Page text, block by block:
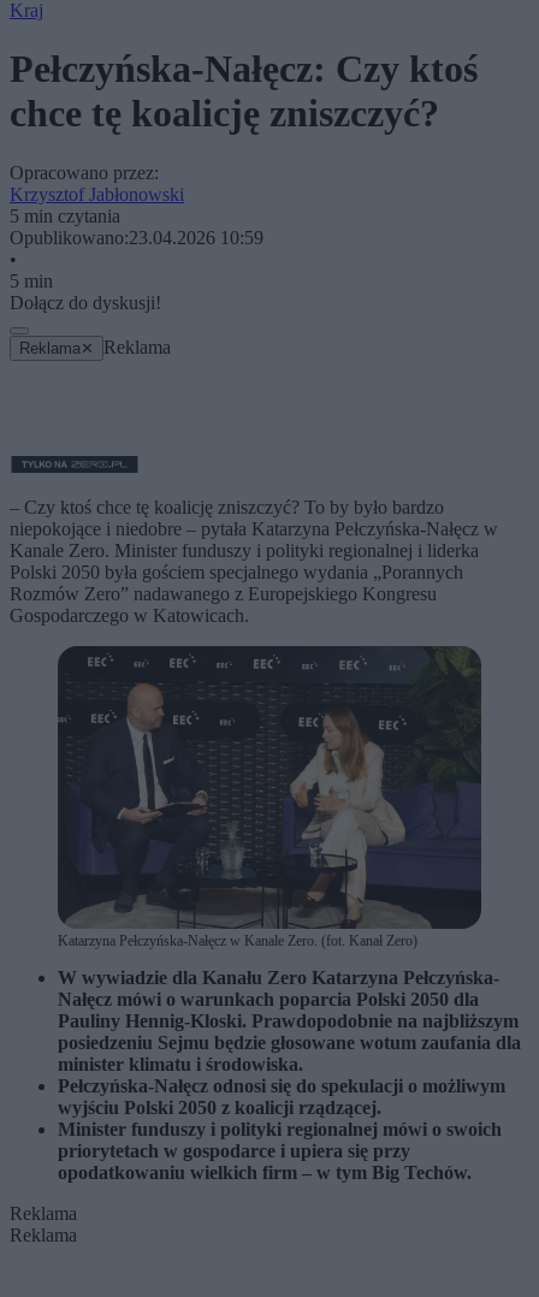
Kraj
Pełczyńska-Nałęcz: Czy ktoś
chce tę koalicję zniszczyć?
Opracowano przez:
Krzysztof Jabłonowski
5 min czytania
Opublikowano:23.04.2026 10:59
•
5 min
Dołącz do dyskusji!
Reklama ✕ Reklama
– Czy ktoś chce tę koalicję zniszczyć? To by było bardzo
niepokojące i niedobre – pytała Katarzyna Pełczyńska-Nałęcz w
Kanale Zero. Minister funduszy i polityki regionalnej i liderka
Polski 2050 była gościem specjalnego wydania „Porannych
Rozmów Zero” nadawanego z Europejskiego Kongresu
Gospodarczego w Katowicach.
Katarzyna Pełczyńska-Nałęcz w Kanale Zero. (fot. Kanał Zero)
W wywiadzie dla Kanału Zero Katarzyna Pełczyńska-
Nałęcz mówi o warunkach poparcia Polski 2050 dla
Pauliny Hennig-Kloski. Prawdopodobnie na najbliższym
posiedzeniu Sejmu będzie głosowane wotum zaufania dla
minister klimatu i środowiska.
Pełczyńska-Nałęcz odnosi się do spekulacji o możliwym
wyjściu Polski 2050 z koalicji rządzącej.
Minister funduszy i polityki regionalnej mówi o swoich
priorytetach w gospodarce i upiera się przy
opodatkowaniu wielkich firm – w tym Big Techów.
Reklama
Reklama